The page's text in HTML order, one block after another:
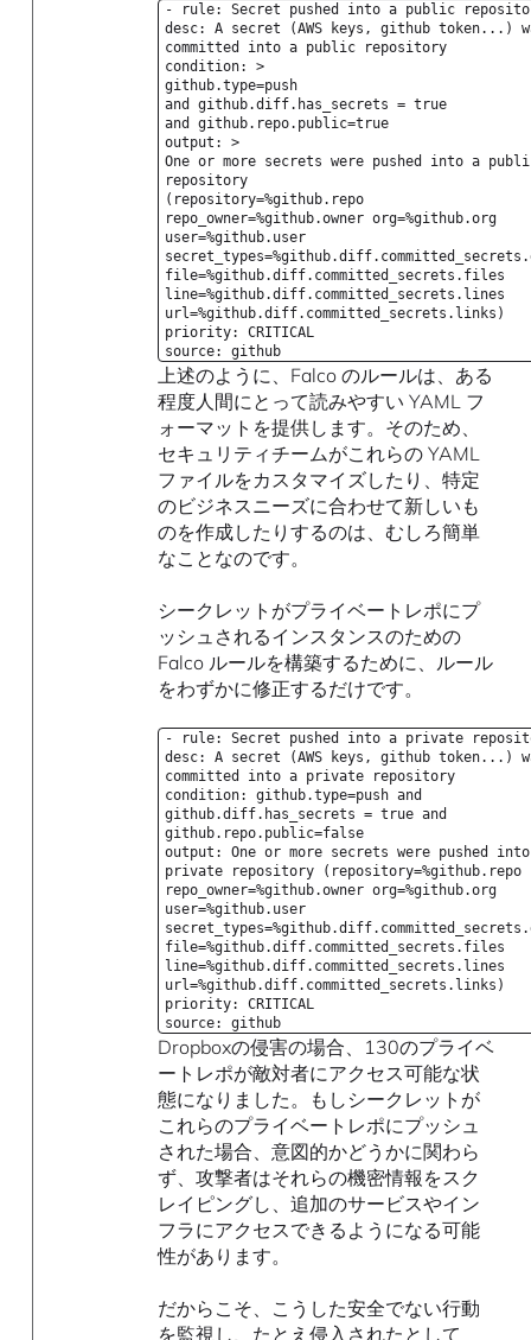
- rule: Secret pushed into a public
desc: A secret (AWS keys, github token...)
committed into a public repository
condition: >
github.type=push
and github.diff.has_secrets = true
and github.repo.public=true
output: >
One or more secrets were pushed into a
repository
(repository=%github.repo
repo_owner=%github.owner org=%github.org
user=%github.user
file=%github.diff.committed_secrets.files
line=%github.diff.committed_secrets.lines
url=%github.diff.committed_secrets.links)
priority: CRITICAL
source: github
上述のように、Falco のルールは、ある
程度人間にとって読みやすい YAML フ
ォーマットを提供します。そのため、
セキュリティチームがこれらの YAML
ファイルをカスタマイズしたり、特定
のビジネスニーズに合わせて新しいも
のを作成したりするのは、むしろ簡単
なことなのです。
シークレットがプライベートレポにプ
ッシュされるインスタンスのための
Falco ルールを構築するために、ルール
をわずかに修正するだけです。
- rule: Secret pushed into a private
desc: A secret (AWS keys, github token...)
committed into a private repository
condition: github.type=push and
github.diff.has_secrets = true and
github.repo.public=false
output: One or more secrets were pushed
private repository (repository=%github.repo
repo_owner=%github.owner org=%github.org
user=%github.user
file=%github.diff.committed_secrets.files
line=%github.diff.committed_secrets.lines
url=%github.diff.committed_secrets.links)
priority: CRITICAL
source: github
Dropboxの侵害の場合、130のプライベ
ートレポが敵対者にアクセス可能な状
態になりました。もしシークレットが
これらのプライベートレポにプッシュ
された場合、意図的かどうかに関わら
ず、攻撃者はそれらの機密情報をスク
レイピングし、追加のサービスやイン
フラにアクセスできるようになる可能
性があります。
だからこそ、こうした安全でない行動
を監視し、たとえ侵入されたとして